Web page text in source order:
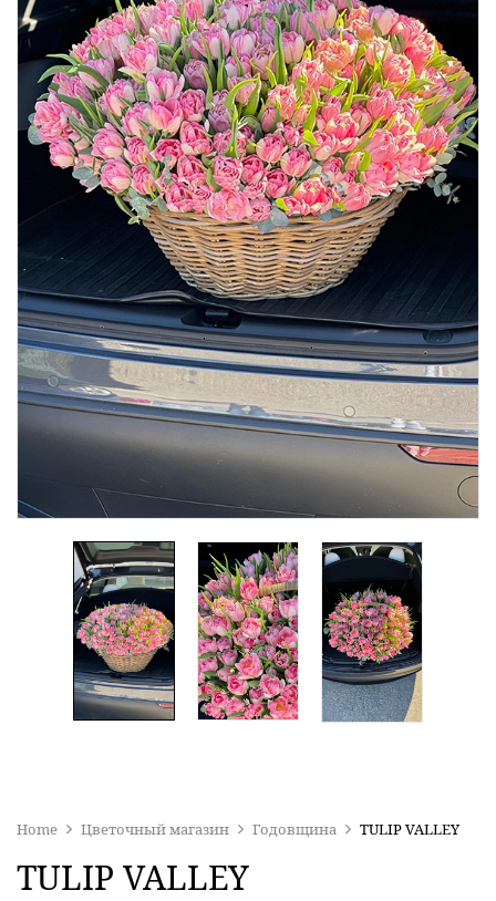
Home Цветочный магазин Годовщина TULIP VALLEY
TULIP VALLEY